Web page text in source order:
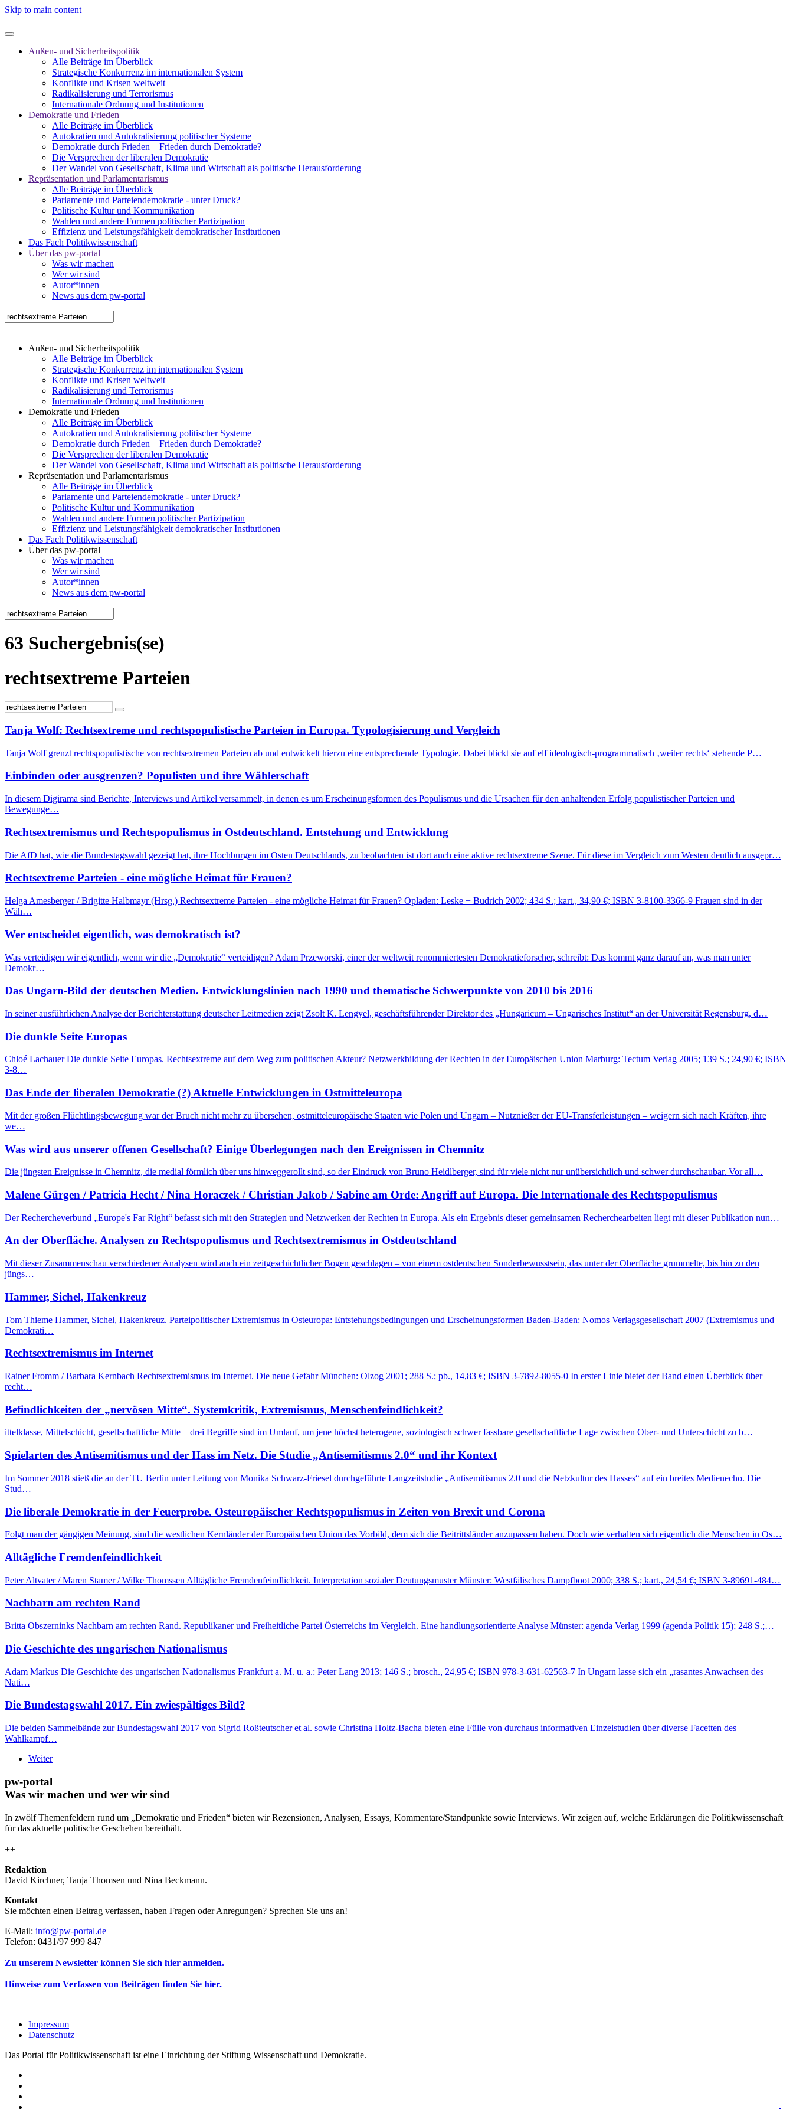
Skip to main content
Außen- und Sicherheitspolitik
Alle Beiträge im Überblick
Strategische Konkurrenz im internationalen System
Konflikte und Krisen weltweit
Radikalisierung und Terrorismus
Internationale Ordnung und Institutionen
Demokratie und Frieden
Alle Beiträge im Überblick
Autokratien und Autokratisierung politischer Systeme
Demokratie durch Frieden – Frieden durch Demokratie?
Die Versprechen der liberalen Demokratie
Der Wandel von Gesellschaft, Klima und Wirtschaft als politische Herausforderung
Repräsentation und Parlamentarismus
Alle Beiträge im Überblick
Parlamente und Parteiendemokratie - unter Druck?
Politische Kultur und Kommunikation
Wahlen und andere Formen politischer Partizipation
Effizienz und Leistungsfähigkeit demokratischer Institutionen
Das Fach Politikwissenschaft
Über das pw-portal
Was wir machen
Wer wir sind
Autor*innen
News aus dem pw-portal
Außen- und Sicherheitspolitik
Alle Beiträge im Überblick
Strategische Konkurrenz im internationalen System
Konflikte und Krisen weltweit
Radikalisierung und Terrorismus
Internationale Ordnung und Institutionen
Demokratie und Frieden
Alle Beiträge im Überblick
Autokratien und Autokratisierung politischer Systeme
Demokratie durch Frieden – Frieden durch Demokratie?
Die Versprechen der liberalen Demokratie
Der Wandel von Gesellschaft, Klima und Wirtschaft als politische Herausforderung
Repräsentation und Parlamentarismus
Alle Beiträge im Überblick
Parlamente und Parteiendemokratie - unter Druck?
Politische Kultur und Kommunikation
Wahlen und andere Formen politischer Partizipation
Effizienz und Leistungsfähigkeit demokratischer Institutionen
Das Fach Politikwissenschaft
Über das pw-portal
Was wir machen
Wer wir sind
Autor*innen
News aus dem pw-portal
63 Suchergebnis(se)
rechtsextreme Parteien
Tanja Wolf: Rechtsextreme und rechtspopulistische Parteien in Europa. Typologisierung und Vergleich
Tanja Wolf grenzt rechtspopulistische von rechtsextremen Parteien ab und entwickelt hierzu eine entsprechende Typologie. Dabei blickt sie auf elf ideologisch-programmatisch ‚weiter rechts‘ stehende P…
Einbinden oder ausgrenzen? Populisten und ihre Wählerschaft
In diesem Digirama sind Berichte, Interviews und Artikel versammelt, in denen es um Erscheinungsformen des Populismus und die Ursachen für den anhaltenden Erfolg populistischer Parteien und
Bewegunge…
Rechtsextremismus und Rechtspopulismus in Ostdeutschland. Entstehung und Entwicklung
Die AfD hat, wie die Bundestagswahl gezeigt hat, ihre Hochburgen im Osten Deutschlands, zu beobachten ist dort auch eine aktive rechtsextreme Szene. Für diese im Vergleich zum Westen deutlich ausgepr…
Rechtsextreme Parteien - eine mögliche Heimat für Frauen?
Helga Amesberger / Brigitte Halbmayr (Hrsg.) Rechtsextreme Parteien - eine mögliche Heimat für Frauen? Opladen: Leske + Budrich 2002; 434 S.; kart., 34,90 €; ISBN 3-8100-3366-9 Frauen sind in der
Wäh…
Wer entscheidet eigentlich, was demokratisch ist?
Was verteidigen wir eigentlich, wenn wir die „Demokratie“ verteidigen? Adam Przeworski, einer der weltweit renommiertesten Demokratieforscher, schreibt: Das kommt ganz darauf an, was man unter
Demokr…
Das Ungarn-Bild der deutschen Medien. Entwicklungslinien nach 1990 und thematische Schwerpunkte von 2010 bis 2016
In seiner ausführlichen Analyse der Berichterstattung deutscher Leitmedien zeigt Zsolt K. Lengyel, geschäftsführender Direktor des „Hungaricum – Ungarisches Institut“ an der Universität Regensburg, d…
Die dunkle Seite Europas
Chloé Lachauer Die dunkle Seite Europas. Rechtsextreme auf dem Weg zum politischen Akteur? Netzwerkbildung der Rechten in der Europäischen Union Marburg: Tectum Verlag 2005; 139 S.; 24,90 €; ISBN
3-8…
Das Ende der liberalen Demokratie (?) Aktuelle Entwicklungen in Ostmitteleuropa
Mit der großen Flüchtlingsbewegung war der Bruch nicht mehr zu übersehen, ostmitteleuropäische Staaten wie Polen und Ungarn – Nutznießer der EU-Transferleistungen – weigern sich nach Kräften, ihre
we…
Was wird aus unserer offenen Gesellschaft? Einige Überlegungen nach den Ereignissen in Chemnitz
Die jüngsten Ereignisse in Chemnitz, die medial förmlich über uns hinweggerollt sind, so der Eindruck von Bruno Heidlberger, sind für viele nicht nur unübersichtlich und schwer durchschaubar. Vor all…
Malene Gürgen / Patricia Hecht / Nina Horaczek / Christian Jakob / Sabine am Orde: Angriff auf Europa. Die Internationale des Rechtspopulismus
Der Rechercheverbund „Europe's Far Right“ befasst sich mit den Strategien und Netzwerken der Rechten in Europa. Als ein Ergebnis dieser gemeinsamen Recherchearbeiten liegt mit dieser Publikation nun…
An der Oberfläche. Analysen zu Rechtspopulismus und Rechtsextremismus in Ostdeutschland
Mit dieser Zusammenschau verschiedener Analysen wird auch ein zeitgeschichtlicher Bogen geschlagen – von einem ostdeutschen Sonderbewusstsein, das unter der Oberfläche grummelte, bis hin zu den
jüngs…
Hammer, Sichel, Hakenkreuz
Tom Thieme Hammer, Sichel, Hakenkreuz. Parteipolitischer Extremismus in Osteuropa: Entstehungsbedingungen und Erscheinungsformen Baden-Baden: Nomos Verlagsgesellschaft 2007 (Extremismus und
Demokrati…
Rechtsextremismus im Internet
Rainer Fromm / Barbara Kernbach Rechtsextremismus im Internet. Die neue Gefahr München: Olzog 2001; 288 S.; pb., 14,83 €; ISBN 3-7892-8055-0 In erster Linie bietet der Band einen Überblick über
recht…
Befindlichkeiten der „nervösen Mitte“. Systemkritik, Extremismus, Menschenfeindlichkeit?
ittelklasse, Mittelschicht, gesellschaftliche Mitte – drei Begriffe sind im Umlauf, um jene höchst heterogene, soziologisch schwer fassbare gesellschaftliche Lage zwischen Ober- und Unterschicht zu b…
Spielarten des Antisemitismus und der Hass im Netz. Die Studie „Antisemitismus 2.0“ und ihr Kontext
Im Sommer 2018 stieß die an der TU Berlin unter Leitung von Monika Schwarz-Friesel durchgeführte Langzeitstudie „Antisemitismus 2.0 und die Netzkultur des Hasses“ auf ein breites Medienecho. Die
Stud…
Die liberale Demokratie in der Feuerprobe. Osteuropäischer Rechtspopulismus in Zeiten von Brexit und Corona
Folgt man der gängigen Meinung, sind die westlichen Kernländer der Europäischen Union das Vorbild, dem sich die Beitrittsländer anzupassen haben. Doch wie verhalten sich eigentlich die Menschen in Os…
Alltägliche Fremdenfeindlichkeit
Peter Altvater / Maren Stamer / Wilke Thomssen Alltägliche Fremdenfeindlichkeit. Interpretation sozialer Deutungsmuster Münster: Westfälisches Dampfboot 2000; 338 S.; kart., 24,54 €; ISBN 3-89691-484…
Nachbarn am rechten Rand
Britta Obszerninks Nachbarn am rechten Rand. Republikaner und Freiheitliche Partei Österreichs im Vergleich. Eine handlungsorientierte Analyse Münster: agenda Verlag 1999 (agenda Politik 15); 248 S.;…
Die Geschichte des ungarischen Nationalismus
Adam Markus Die Geschichte des ungarischen Nationalismus Frankfurt a. M. u. a.: Peter Lang 2013; 146 S.; brosch., 24,95 €; ISBN 978-3-631-62563-7 In Ungarn lasse sich ein „rasantes Anwachsen des
Nati…
Die Bundestagswahl 2017. Ein zwiespältiges Bild?
Die beiden Sammelbände zur Bundestagswahl 2017 von Sigrid Roßteutscher et al. sowie Christina Holtz-Bacha bieten eine Fülle von durchaus informativen Einzelstudien über diverse Facetten des
Wahlkampf…
Weiter
pw-portal
Was wir machen und wer wir sind
In zwölf Themenfeldern rund um „Demokratie und Frieden“ bieten wir Rezensionen, Analysen, Essays, Kommentare/Standpunkte sowie Interviews. Wir zeigen auf, welche Erklärungen die Politikwissenschaft
für das aktuelle politische Geschehen bereithält.
++
Redaktion
David Kirchner, Tanja Thomsen und Nina Beckmann.
Kontakt
Sie möchten einen Beitrag verfassen, haben Fragen oder Anregungen? Sprechen Sie uns an!
E-Mail: info@pw-portal.de
Telefon: 0431/97 999 847
Zu unserem Newsletter können Sie sich hier anmelden.
Hinweise zum Verfassen von Beiträgen finden Sie hier.
Impressum
Datenschutz
Das Portal für Politikwissenschaft ist eine Einrichtung der Stiftung Wissenschaft und Demokratie.